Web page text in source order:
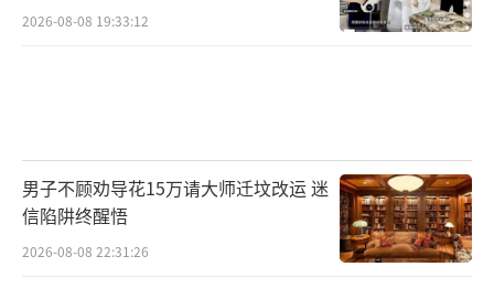
2026-08-08 19:33:12
男子不顾劝导花15万请大师迁坟改运 迷
信陷阱终醒悟
2026-08-08 22:31:26